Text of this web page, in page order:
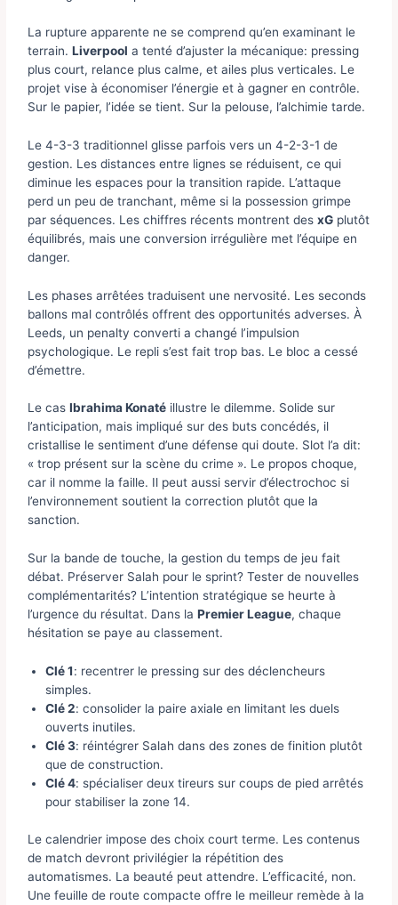
La rupture apparente ne se comprend qu’en examinant le
terrain.Liverpool a tenté d’ajuster la mécanique: pressing
plus court, relance plus calme, et ailes plus verticales. Le
projet vise à économiser l’énergie et à gagner en contrôle.
Sur le papier, l’idée se tient. Sur la pelouse, l’alchimie tarde.
Le 4-3-3 traditionnel glisse parfois vers un 4-2-3-1 de
gestion. Les distances entre lignes se réduisent, ce qui
diminue les espaces pour la transition rapide. L’attaque
perd un peu de tranchant, même si la possession grimpe
par séquences. Les chiffres récents montrent desxG plutôt
équilibrés, mais une conversion irrégulière met l’équipe en
danger.
Les phases arrêtées traduisent une nervosité. Les seconds
ballons mal contrôlés offrent des opportunités adverses. À
Leeds, un penalty converti a changé l’impulsion
psychologique. Le repli s’est fait trop bas. Le bloc a cessé
d’émettre.
Le casIbrahima Konaté illustre le dilemme. Solide sur
l’anticipation, mais impliqué sur des buts concédés, il
cristallise le sentiment d’une défense qui doute. Slot l’a dit:
« trop présent sur la scène du crime ». Le propos choque,
car il nomme la faille. Il peut aussi servir d’électrochoc si
l’environnement soutient la correction plutôt que la
sanction.
Sur la bande de touche, la gestion du temps de jeu fait
débat. Préserver Salah pour le sprint? Tester de nouvelles
complémentarités? L’intention stratégique se heurte à
l’urgence du résultat. Dans laPremier League, chaque
hésitation se paye au classement.
Clé 1: recentrer le pressing sur des déclencheurs
simples.
Clé 2: consolider la paire axiale en limitant les duels
ouverts inutiles.
Clé 3: réintégrer Salah dans des zones de finition plutôt
que de construction.
Clé 4: spécialiser deux tireurs sur coups de pied arrêtés
pour stabiliser la zone 14.
Le calendrier impose des choix court terme. Les contenus
de match devront privilégier la répétition des
automatismes. La beauté peut attendre. L’efficacité, non.
Une feuille de route compacte offre le meilleur remède à la